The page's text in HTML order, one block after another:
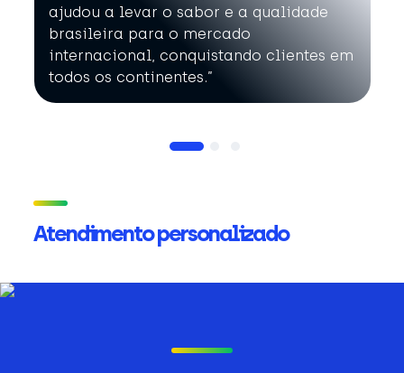
ajudou a levar o sabor e a qualidade
brasileira para o mercado
internacional, conquistando clientes em
todos os continentes.”
Atendimento personalizado